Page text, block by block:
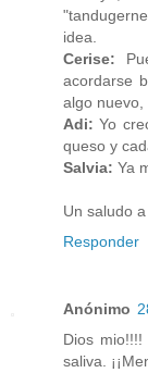
idea.
Cerise:
acordarse
algo nuevo,
Adi: Yo
queso y
Salvia: Ya
Un saludo
Responder
Anónimo
Dios
saliva.